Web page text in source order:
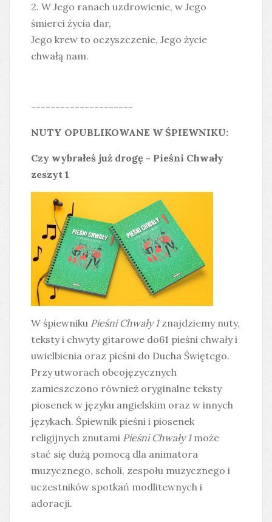
2. W Jego ranach uzdrowienie, w Jego
śmierci życia dar,
Jego krew to oczyszczenie, Jego życie
chwałą nam.
---------------------
NUTY OPUBLIKOWANE W ŚPIEWNIKU:
Czy wybrałeś już drogę - Pieśni Chwały
zeszyt 1
W śpiewniku Pieśni Chwały 1znajdziemy nuty,
teksty i chwyty gitarowe do61 pieśni chwały i
uwielbienia oraz pieśni do Ducha Świętego.
Przy utworach obcojęzycznych
zamieszczono również oryginalne teksty
piosenek w języku angielskim oraz w innych
językach. Śpiewnik pieśni i piosenek
religijnych znutami Pieśni Chwały 1może
stać się dużą pomocą dla animatora
muzycznego, scholi, zespołu muzycznego i
uczestników spotkań modlitewnych i
adoracji.